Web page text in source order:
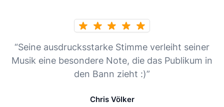
“Seine ausdrucksstarke Stimme verleiht seiner
Musik eine besondere Note, die das Publikum in
den Bann zieht :)”
Chris Völker